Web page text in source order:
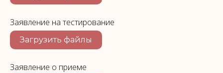
Заявление на тестирование
Загрузить файлы
Заявление о приеме